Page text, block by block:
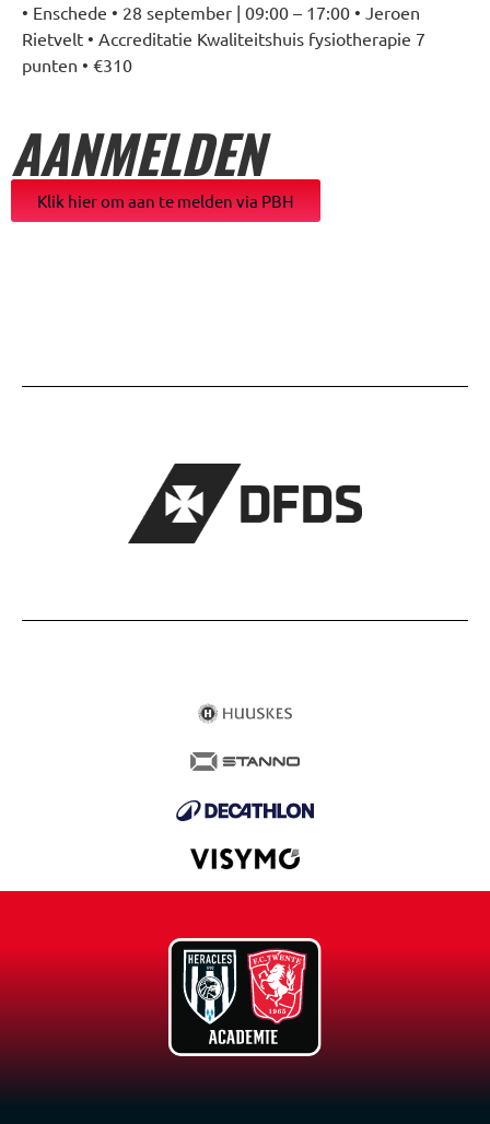
• Enschede • 28 september | 09:00 – 17:00 • Jeroen
Rietvelt • Accreditatie Kwaliteitshuis fysiotherapie 7
punten • €310
AANMELDEN
Klik hier om aan te melden via PBH